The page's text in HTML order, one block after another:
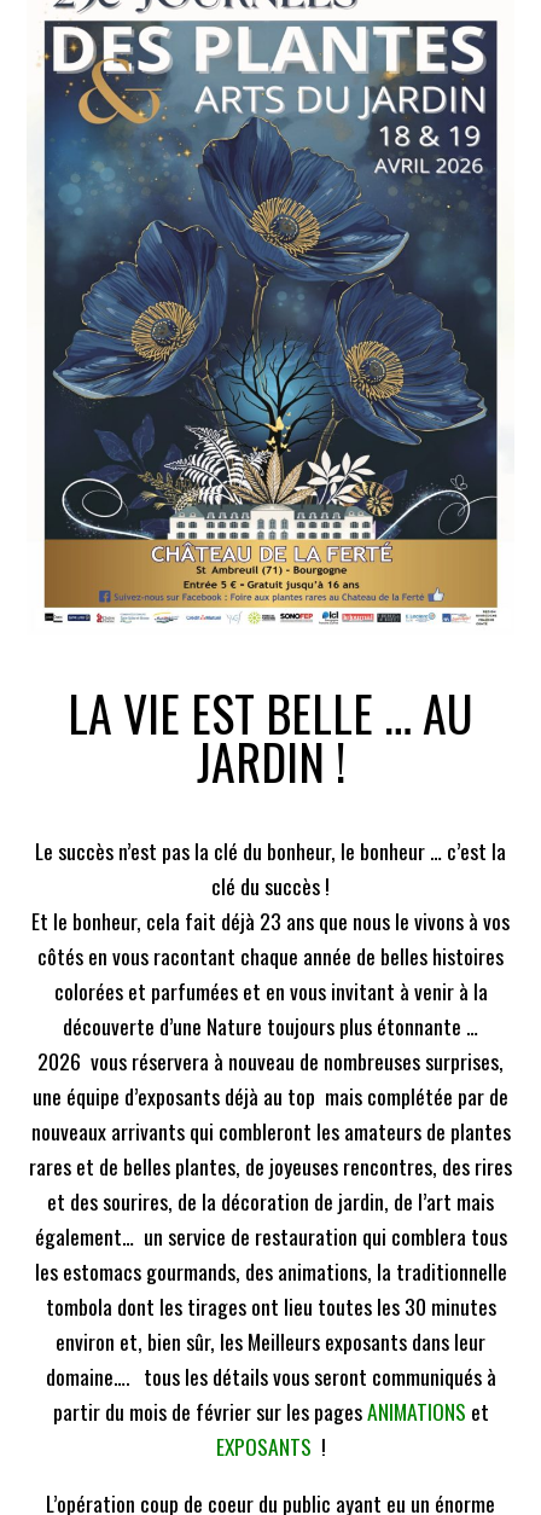
LA VIE EST BELLE … AU
JARDIN !
Le succès n’est pas la clé du bonheur, le bonheur … c’est la
clé du succès !
Et le bonheur, cela fait déjà 23 ans que nous le vivons à vos
côtés en vous racontant chaque année de belles histoires
colorées et parfumées et en vous invitant à venir à la
découverte d’une Nature toujours plus étonnante …
2026 vous réservera à nouveau de nombreuses surprises,
une équipe d’exposants déjà au top mais complétée par de
nouveaux arrivants qui combleront les amateurs de plantes
rares et de belles plantes, de joyeuses rencontres, des rires
et des sourires, de la décoration de jardin, de l’art mais
également… un service de restauration qui comblera tous
les estomacs gourmands, des animations, la traditionnelle
tombola dont les tirages ont lieu toutes les 30 minutes
environ et, bien sûr, les Meilleurs exposants dans leur
domaine…. tous les détails vous seront communiqués à
partir du mois de février sur les pagesANIMATIONS et
EXPOSANTS !
L’opération coup de coeur du public ayant eu un énorme